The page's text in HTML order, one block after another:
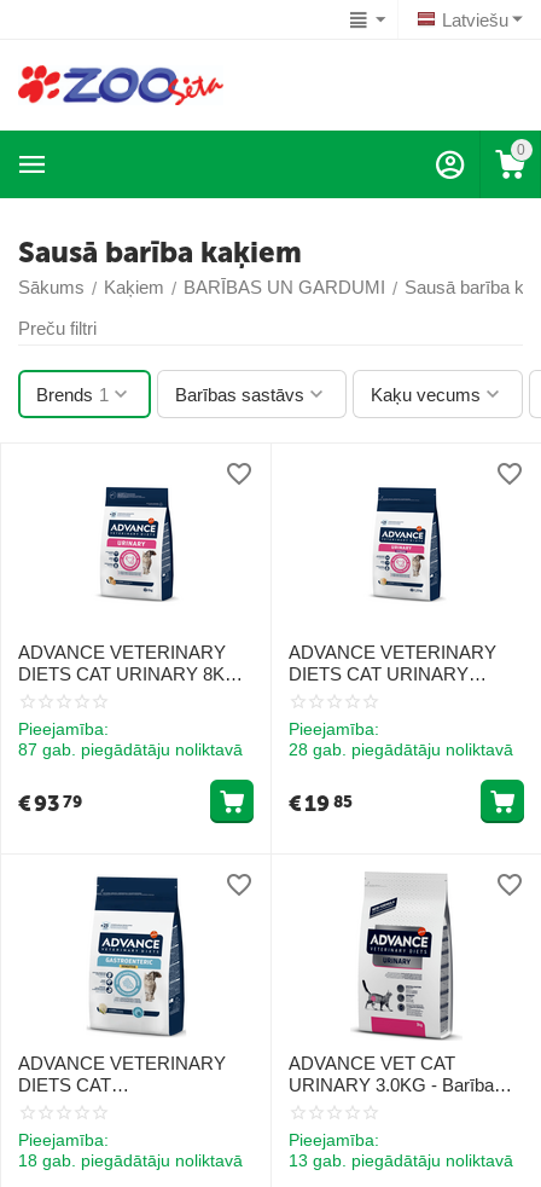
Latviešu
0
Sausā barība kaķiem
Sākums / Kaķiem / BARĪBAS UN GARDUMI / Sausā barība
Preču filtri
Brends 1 Barības sastāvs Kaķu vecums
ADVANCE VETERINARY
DIETS CAT URINARY 8KG -
KAĶIEM URĪNCEĻU
Pieejamība:
87 gab. piegādātāju noliktavā
€9379
ADVANCE VETERINARY
DIETS CAT URINARY
STRESS 1.25KG - KAĶIEM
UN STRESA MAZINĀŠANAI
Pieejamība:
28 gab. piegādātāju noliktavā
€1985
ADVANCE VETERINARY
DIETS CAT
GASTROENTERIC
AR JUTĪGU GREMOSANU
Pieejamība:
18 gab. piegādātāju noliktavā
ADVANCE VET CAT
URINARY 3.0KG - Barība
kaķiem urīntrakta veselībai
Pieejamība:
13 gab. piegādātāju noliktavā